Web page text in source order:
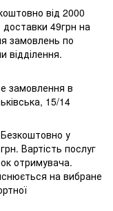
від 2000
49грн на
замовлень по
відділення.
замовлення в
15/14
у
Вартість послуг
отримувача.
на вибране